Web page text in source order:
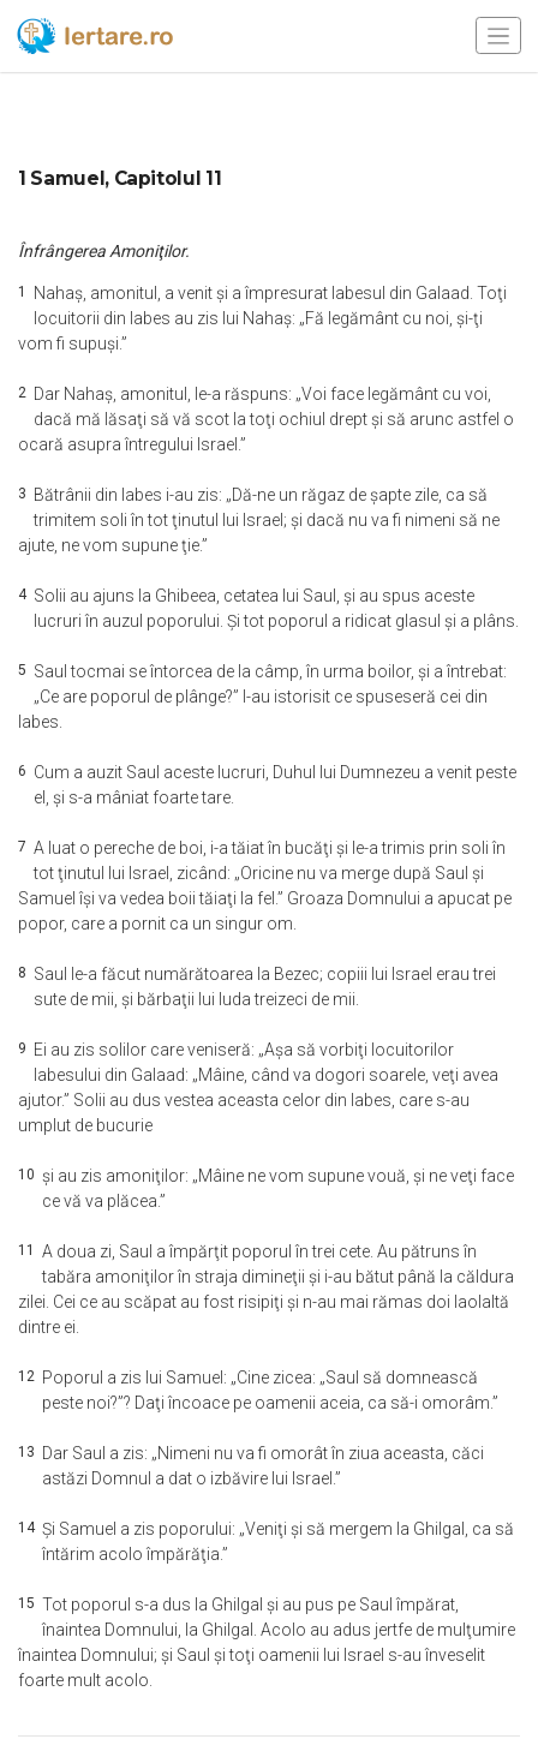
1 Samuel, Capitolul 11
Înfrângerea Amoniţilor.
1
Nahaş, amonitul, a venit şi a împresurat Iabesul din Galaad. Toţi
locuitorii din Iabes au zis lui Nahaş: „Fă legământ cu noi, şi-ţi
vom fi supuşi.”
2 Dar Nahaş, amonitul, le-a răspuns: „Voi face legământ cu voi,
dacă mă lăsaţi să vă scot la toţi ochiul drept şi să arunc astfel o
ocară asupra întregului Israel.”
3 Bătrânii din Iabes i-au zis: „Dă-ne un răgaz de şapte zile, ca să
trimitem soli în tot ţinutul lui Israel; şi dacă nu va fi nimeni să ne
ajute, ne vom supune ţie.”
4 Solii au ajuns la Ghibeea, cetatea lui Saul, şi au spus aceste
lucruri în auzul poporului. Şi tot poporul a ridicat glasul şi a plâns.
5 Saul tocmai se întorcea de la câmp, în urma boilor, şi a întrebat:
„Ce are poporul de plânge?” I-au istorisit ce spuseseră cei din
Iabes.
6 Cum a auzit Saul aceste lucruri, Duhul lui Dumnezeu a venit peste
el, şi s-a mâniat foarte tare.
7 A luat o pereche de boi, i-a tăiat în bucăţi şi le-a trimis prin soli în
tot ţinutul lui Israel, zicând: „Oricine nu va merge după Saul şi
Samuel îşi va vedea boii tăiaţi la fel.” Groaza Domnului a apucat pe
popor, care a pornit ca un singur om.
8 Saul le-a făcut numărătoarea la Bezec; copiii lui Israel erau trei
sute de mii, şi bărbaţii lui Iuda treizeci de mii.
9 Ei au zis solilor care veniseră: „Aşa să vorbiţi locuitorilor
Iabesului din Galaad: „Mâine, când va dogori soarele, veţi avea
ajutor.” Solii au dus vestea aceasta celor din Iabes, care s-au
umplut de bucurie
10 şi au zis amoniţilor: „Mâine ne vom supune vouă, şi ne veţi face
ce vă va plăcea.”
11 A doua zi, Saul a împărţit poporul în trei cete. Au pătruns în
tabăra amoniţilor în straja dimineţii şi i-au bătut până la căldura
zilei. Cei ce au scăpat au fost risipiţi şi n-au mai rămas doi laolaltă
dintre ei.
12 Poporul a zis lui Samuel: „Cine zicea: „Saul să domnească
peste noi?”? Daţi încoace pe oamenii aceia, ca să-i omorâm.”
13 Dar Saul a zis: „Nimeni nu va fi omorât în ziua aceasta, căci
astăzi Domnul a dat o izbăvire lui Israel.”
14 Şi Samuel a zis poporului: „Veniţi şi să mergem la Ghilgal, ca să
întărim acolo împărăţia.”
15 Tot poporul s-a dus la Ghilgal şi au pus pe Saul împărat,
înaintea Domnului, la Ghilgal. Acolo au adus jertfe de mulţumire
înaintea Domnului; şi Saul şi toţi oamenii lui Israel s-au înveselit
foarte mult acolo.